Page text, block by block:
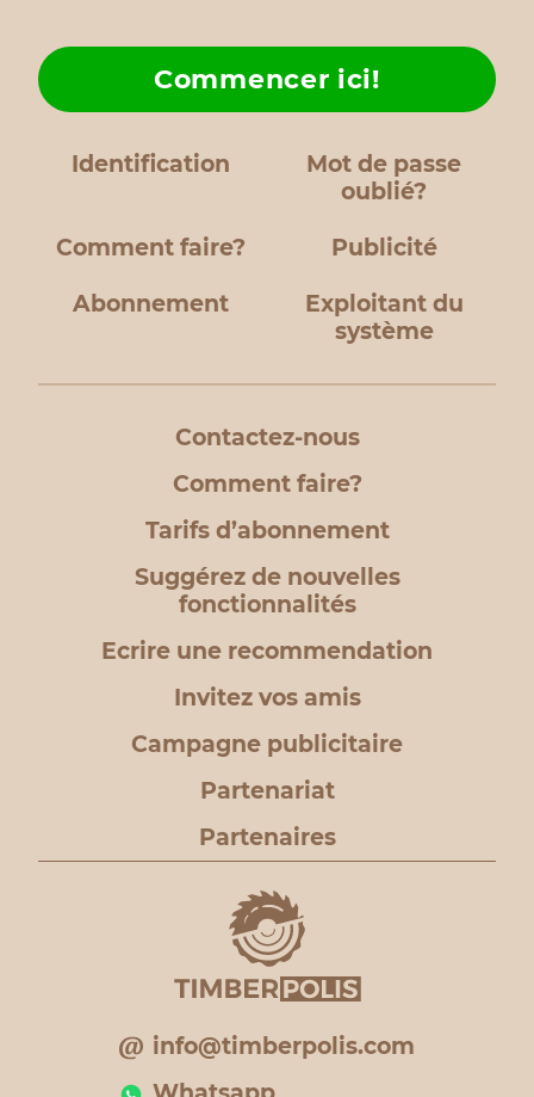
Identification
Mot de passe
oublié?
Comment faire?
Commencer ici!
Publicité
Abonnement
Exploitant du
système
Contactez-nous
Comment faire?
Tarifs d’abonnement
Suggérez de nouvelles
fonctionnalités
Ecrire une recommendation
Invitez vos amis
Campagne publicitaire
Partenariat
Partenaires
info@timberpolis.com